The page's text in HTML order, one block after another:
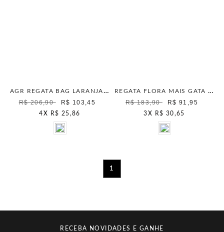
AGR REGATA BAG LARANJA NEON
R$ 206,90
R$ 103,45
4 X R$ 25,86
REGATA FLORA MAIS GATA LARANJA FENIX
R$ 183,90
R$ 91,95
3 X R$ 30,65
1
RECEBA NOVIDADES E GANHE